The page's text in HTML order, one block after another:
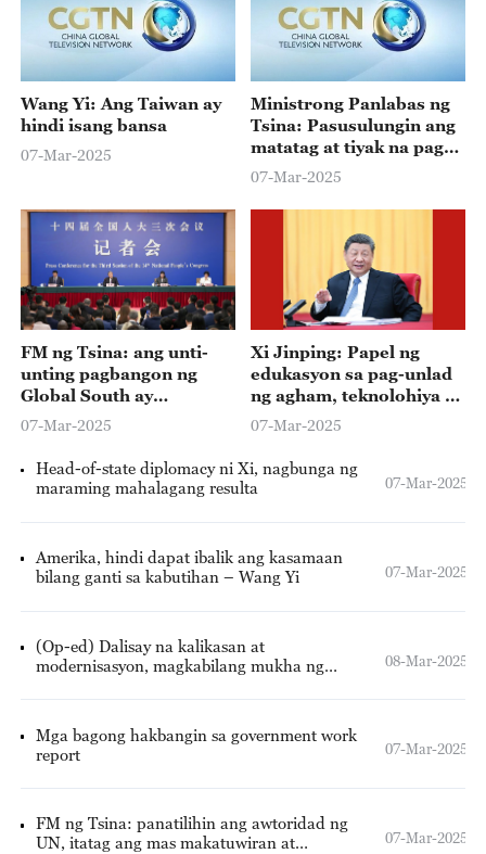
Wang Yi: Ang Taiwan ay
hindi isang bansa
07-Mar-2025
Ministrong Panlabas ng
Tsina: Pasusulungin ang
matatag at tiyak na pag-
unlad ng daigdig
07-Mar-2025
FM ng Tsina: ang unti-
unting pagbangon ng
Global South ay
pinakamatingkad na
panahong ito.
07-Mar-2025
Xi Jinping: Papel ng
edukasyon sa pag-unlad
ng agham, teknolohiya at
talent, mahalaga
07-Mar-2025
Head-of-state diplomacy ni Xi, nagbunga ng
maraming mahalagang resulta
07-Mar-2025
Amerika, hindi dapat ibalik ang kasamaan
bilang ganti sa kabutihan – Wang Yi
07-Mar-2025
(Op-ed) Dalisay na kalikasan at
modernisasyon, magkabilang mukha ng
Pilipinas at Tsina
08-Mar-2025
Mga bagong hakbangin sa government work
report
07-Mar-2025
FM ng Tsina: panatilihin ang awtoridad ng
UN, itatag ang mas makatuwiran at
07-Mar-2025